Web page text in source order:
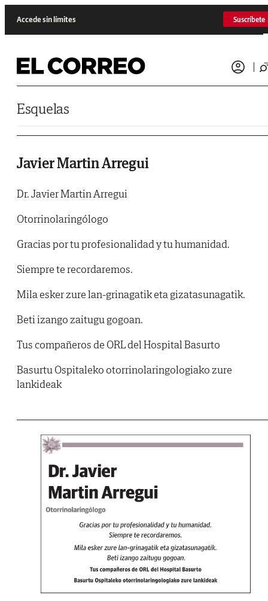
Accede sin límites Suscríbete
Esquelas
Javier Martin Arregui
Dr. Javier Martin Arregui
Otorrinolaringólogo
Gracias por tu profesionalidad y tu humanidad.
Siempre te recordaremos.
Mila esker zure lan-grinagatik eta gizatasunagatik.
Beti izango zaitugu gogoan.
Tus compañeros de ORL del Hospital Basurto
Basurtu Ospitaleko otorrinolaringologiako zure
lankideak